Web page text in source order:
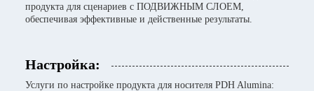
продукта для сценариев с ПОДВИЖНЫМ СЛОЕМ,
обеспечивая эффективные и действенные результаты.
Настройка:
Услуги по настройке продукта для носителя PDH Alumina: